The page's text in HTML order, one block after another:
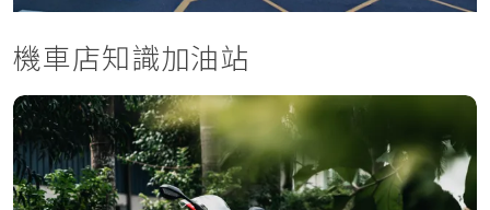
機車店知識加油站